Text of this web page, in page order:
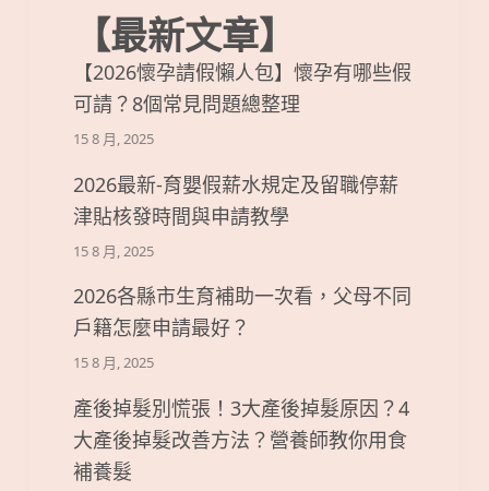
【最新文章】
【2026懷孕請假懶人包】懷孕有哪些假
可請？8個常見問題總整理
15 8 月, 2025
2026最新-育嬰假薪水規定及留職停薪
津貼核發時間與申請教學
15 8 月, 2025
2026各縣市生育補助一次看，父母不同
戶籍怎麼申請最好？
15 8 月, 2025
產後掉髮別慌張！3大產後掉髮原因？4
大產後掉髮改善方法？營養師教你用食
補養髮